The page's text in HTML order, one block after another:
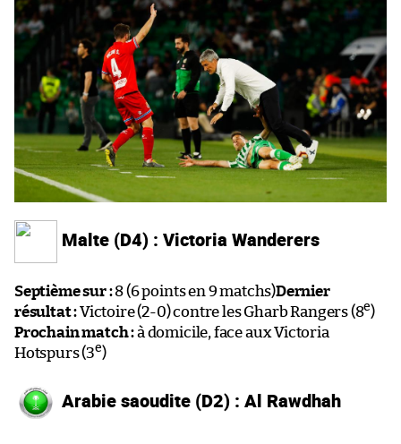
Malte (D4) : Victoria Wanderers
Septième sur :8 (6 points en 9 matchs)Dernier
résultat :Victoire (2-0) contre les Gharb Rangers (8e)
Prochain match :à domicile, face aux Victoria
Hotspurs (3e)
Arabie saoudite (D2) : Al Rawdhah